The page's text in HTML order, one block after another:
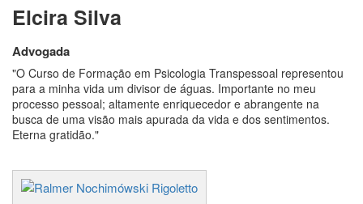
Elcira Silva
Advogada
"O Curso de Formação em Psicologia Transpessoal representou
para a minha vida um divisor de águas. Importante no meu
processo pessoal; altamente enriquecedor e abrangente na
busca de uma visão mais apurada da vida e dos sentimentos.
Eterna gratidão."